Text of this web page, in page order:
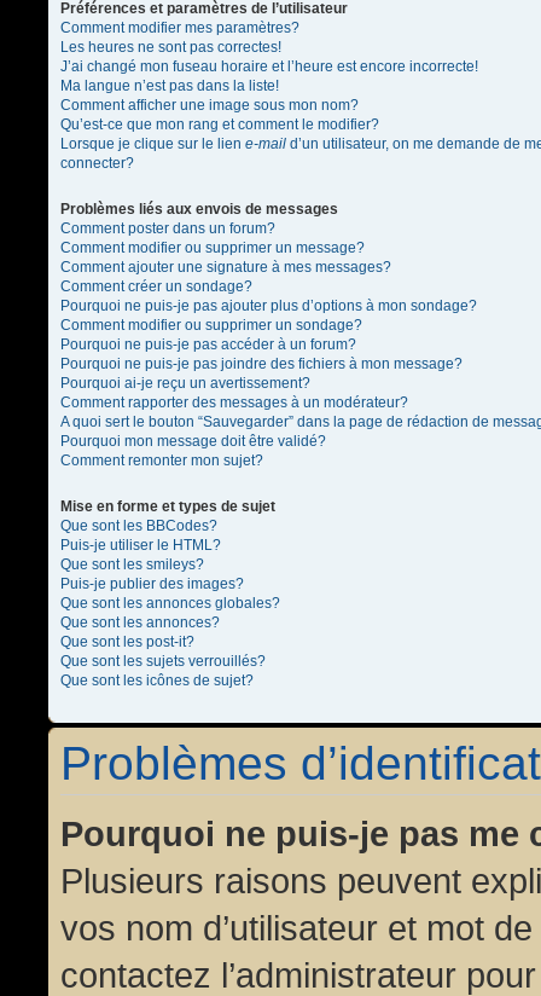
Préférences et paramètres de l’utilisateur
Comment modifier mes paramètres?
Les heures ne sont pas correctes!
J’ai changé mon fuseau horaire et l’heure est encore incorrecte!
Ma langue n’est pas dans la liste!
Comment afficher une image sous mon nom?
Qu’est-ce que mon rang et comment le modifier?
Lorsque je clique sur le lien e-mail d’un utilisateur, on me demande de
connecter?
Problèmes liés aux envois de messages
Comment poster dans un forum?
Comment modifier ou supprimer un message?
Comment ajouter une signature à mes messages?
Comment créer un sondage?
Pourquoi ne puis-je pas ajouter plus d’options à mon sondage?
Comment modifier ou supprimer un sondage?
Pourquoi ne puis-je pas accéder à un forum?
Pourquoi ne puis-je pas joindre des fichiers à mon message?
Pourquoi ai-je reçu un avertissement?
Comment rapporter des messages à un modérateur?
A quoi sert le bouton “Sauvegarder” dans la page de rédaction de
Pourquoi mon message doit être validé?
Comment remonter mon sujet?
Mise en forme et types de sujet
Que sont les BBCodes?
Puis-je utiliser le HTML?
Que sont les smileys?
Puis-je publier des images?
Que sont les annonces globales?
Que sont les annonces?
Que sont les post-it?
Que sont les sujets verrouillés?
Que sont les icônes de sujet?
Problèmes
Pourquoi ne puis-je pas me
Plusieurs raisons peuvent
vos nom d’utilisateur et mot
contactez l’administrateur